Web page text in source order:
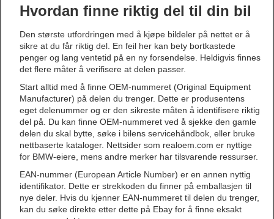
Hvordan finne riktig del til din bil
Den største utfordringen med å kjøpe bildeler på nettet er å
sikre at du får riktig del. En feil her kan bety bortkastede
penger og lang ventetid på en ny forsendelse. Heldigvis finnes
det flere måter å verifisere at delen passer.
Start alltid med å finne OEM-nummeret (Original Equipment
Manufacturer) på delen du trenger. Dette er produsentens
eget delenummer og er den sikreste måten å identifisere riktig
del på. Du kan finne OEM-nummeret ved å sjekke den gamle
delen du skal bytte, søke i bilens servicehåndbok, eller bruke
nettbaserte kataloger. Nettsider som realoem.com er nyttige
for BMW-eiere, mens andre merker har tilsvarende ressurser.
EAN-nummer (European Article Number) er en annen nyttig
identifikator. Dette er strekkoden du finner på emballasjen til
nye deler. Hvis du kjenner EAN-nummeret til delen du trenger,
kan du søke direkte etter dette på Ebay for å finne eksakt